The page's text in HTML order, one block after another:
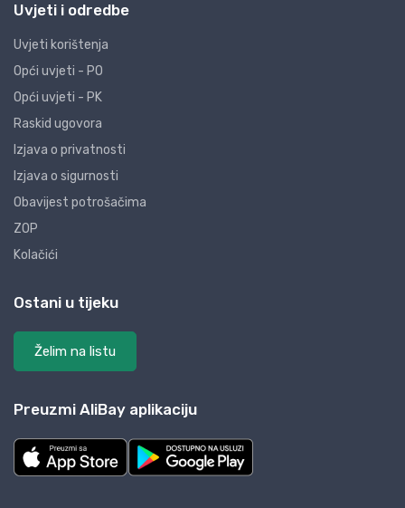
Uvjeti i odredbe
Uvjeti korištenja
Opći uvjeti - PO
Opći uvjeti - PK
Raskid ugovora
Izjava o privatnosti
Izjava o sigurnosti
Obavijest potrošačima
ZOP
Kolačići
Ostani u tijeku
Želim na listu
Preuzmi AliBay aplikaciju